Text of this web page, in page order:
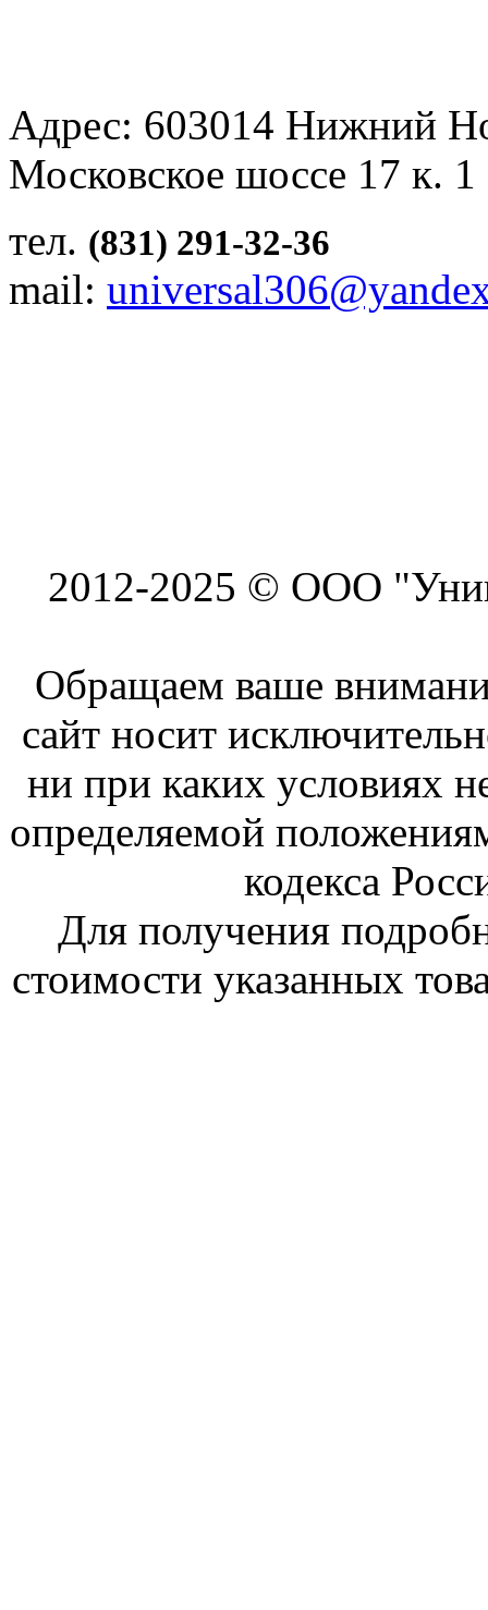
Адрес: 603014 Нижний
Московское шоссе 17 к.
тел. (831) 291-32-36
mail:
2012-2025 © ООО
Обращаем ваше
сайт носит
ни при каких условиях
определяемой
кодекса
Для получения
стоимости указанных